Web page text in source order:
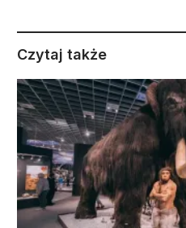
Czytaj także